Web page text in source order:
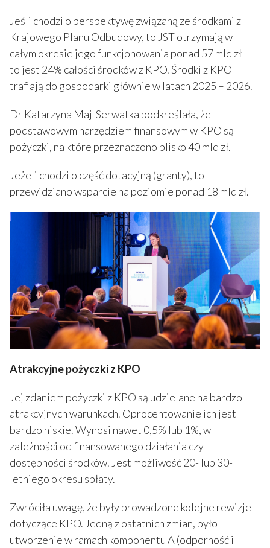
Jeśli chodzi o perspektywę związaną ze środkami z
Krajowego Planu Odbudowy, to JST otrzymają w
całym okresie jego funkcjonowania ponad 57 mld zł —
to jest 24% całości środków z KPO. Środki z KPO
trafiają do gospodarki głównie w latach 2025 – 2026.
Dr Katarzyna Maj-Serwatka podkreślała, że
podstawowym narzędziem finansowym w KPO są
pożyczki, na które przeznaczono blisko 40 mld zł.
Jeżeli chodzi o część dotacyjną (granty), to
przewidziano wsparcie na poziomie ponad 18 mld zł.
Atrakcyjne pożyczki z KPO
Jej zdaniem pożyczki z KPO są udzielane na bardzo
atrakcyjnych warunkach. Oprocentowanie ich jest
bardzo niskie. Wynosi nawet 0,5% lub 1%, w
zależności od finansowanego działania czy
dostępności środków. Jest możliwość 20- lub 30-
letniego okresu spłaty.
Zwróciła uwagę, że były prowadzone kolejne rewizje
dotyczące KPO. Jedną z ostatnich zmian, było
utworzenie w ramach komponentu A (odporność i